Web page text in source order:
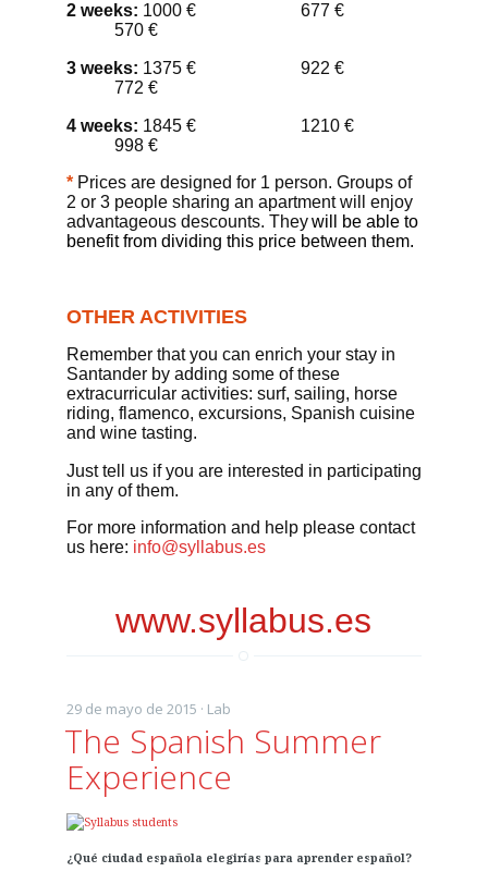
2 weeks: 1000 € 677 €
570 €
3 weeks: 1375 € 922 €
772 €
4 weeks: 1845 € 1210 €
998 €
*Prices are designed for1 person. Groups of
2 or3 people sharing an apartment will enjoy
advantageous descounts. Theywill be able to
benefit from dividing this price between them.
OTHER ACTIVITIES
Remember that you can enrich your stay in
Santander by adding some of these
extracurricular activities: surf, sailing, horse
riding, flamenco, excursions, Spanish cuisine
and wine tasting.
Just tell us if you are interested in participating
in any of them.
For more information and help pleasecontact
us here: info@syllabus.es
www.syllabus.es
29 de mayo de 2015 · Lab
The Spanish Summer
Experience
¿Qué ciudad española elegirías para aprender español?